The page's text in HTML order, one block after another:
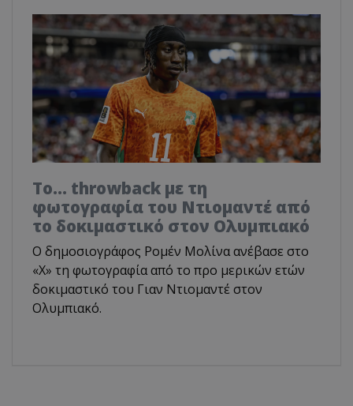
Το... throwback με τη
φωτογραφία του Ντιομαντέ από
το δοκιμαστικό στον Ολυμπιακό
Ο δημοσιογράφος Ρομέν Μολίνα ανέβασε στο
«X» τη φωτογραφία από το προ μερικών ετών
δοκιμαστικό του Γιαν Ντιομαντέ στον
Ολυμπιακό.